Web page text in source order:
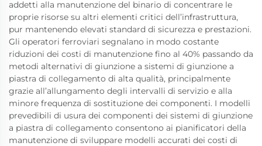
addetti alla manutenzione del binario di concentrare le
proprie risorse su altri elementi critici dell’infrastruttura,
pur mantenendo elevati standard di sicurezza e prestazioni.
Gli operatori ferroviari segnalano in modo costante
riduzioni dei costi di manutenzione fino al 40% passando da
metodi alternativi di giunzione a sistemi di giunzione a
piastra di collegamento di alta qualità, principalmente
grazie all’allungamento degli intervalli di servizio e alla
minore frequenza di sostituzione dei componenti. I modelli
prevedibili di usura dei componenti dei sistemi di giunzione
a piastra di collegamento consentono ai pianificatori della
manutenzione di sviluppare modelli accurati dei costi di